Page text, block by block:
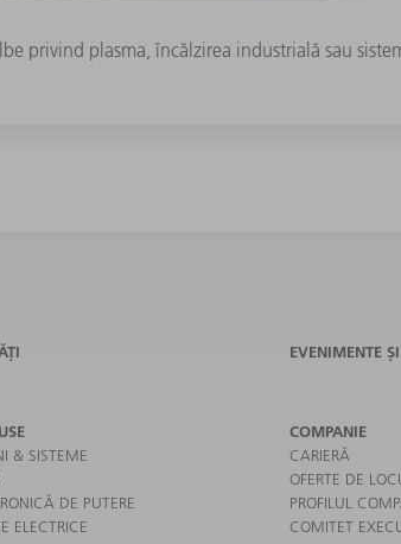
privind plasma, încălzirea industrială sau
EVENIMENTE
& SISTEME
DE PUTERE
ELECTRICE
COMPANIE
CARIERĂ
OFERTE DE
PROFILUL
COMITET